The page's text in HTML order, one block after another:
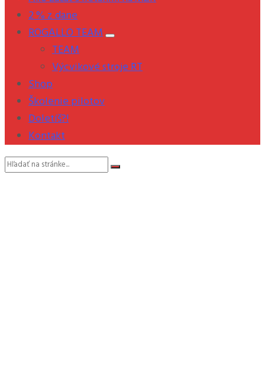
2 % z dane
ROGALLO TEAM
TEAM
Výcvikové stroje RT
Shop
Školenie pilotov
Doletíš?!
Kontakt
Vyhľadávanie: